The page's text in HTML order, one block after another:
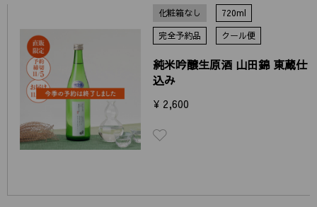
化粧箱なし
720ml
完全予約品
クール便
純米吟醸生原酒 山田錦 東蔵仕
込み
¥ 2,600